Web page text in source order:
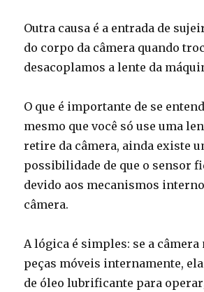
Outra causa é a entrada de
do corpo da câmera quando
desacoplamos a lente da
O que é importante de se
mesmo que você só use uma
retire da câmera, ainda existe
possibilidade de que o sensor
devido aos mecanismos
câmera.
A lógica é simples: se a câmera
peças móveis internamente,
de óleo lubrificante para